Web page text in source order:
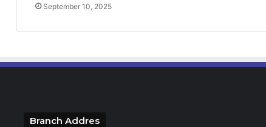
September 10, 2025
Branch Addres